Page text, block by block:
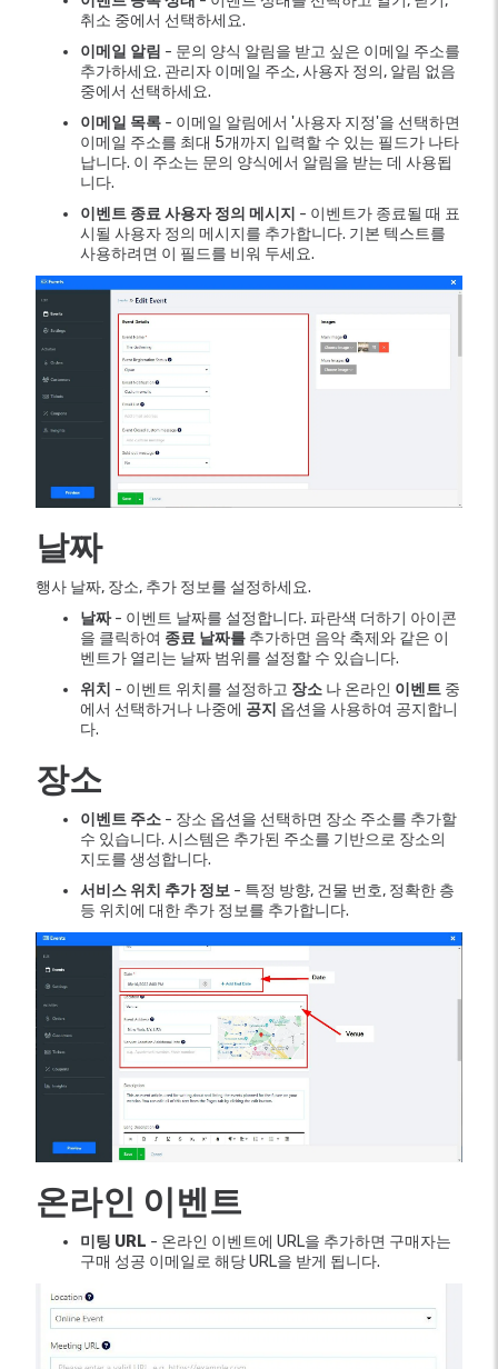
취소 중에서 선택하세요.
이메일 알림 - 문의 양식 알림을 받고 싶은 이메일 주소를
추가하세요. 관리자 이메일 주소, 사용자 정의, 알림 없음
중에서 선택하세요.
이메일 목록 - 이메일 알림에서 '사용자 지정'을 선택하면
이메일 주소를 최대 5개까지 입력할 수 있는 필드가 나타
납니다. 이 주소는 문의 양식에서 알림을 받는 데 사용됩
니다.
이벤트 종료 사용자 정의 메시지 - 이벤트가 종료될 때 표
시될 사용자 정의 메시지를 추가합니다. 기본 텍스트를
사용하려면 이 필드를 비워 두세요.
날짜
행사 날짜, 장소, 추가 정보를 설정하세요.
날짜- 이벤트 날짜를 설정합니다. 파란색 더하기 아이콘
을 클릭하여 종료 날짜를 추가하면 음악 축제와 같은 이
벤트가 열리는 날짜 범위를 설정할 수 있습니다.
위치 - 이벤트 위치를 설정하고 장소 나 온라인 이벤트 중
에서 선택하거나 나중에 공지 옵션을 사용하여 공지합니
다.
장소
이벤트 주소 - 장소 옵션을 선택하면 장소 주소를 추가할
수 있습니다. 시스템은 추가된 주소를 기반으로 장소의
지도를 생성합니다.
서비스 위치 추가 정보 - 특정 방향, 건물 번호, 정확한 층
등 위치에 대한 추가 정보를 추가합니다.
온라인 이벤트
미팅 URL - 온라인 이벤트에 URL을 추가하면 구매자는
구매 성공 이메일로 해당 URL을 받게 됩니다.